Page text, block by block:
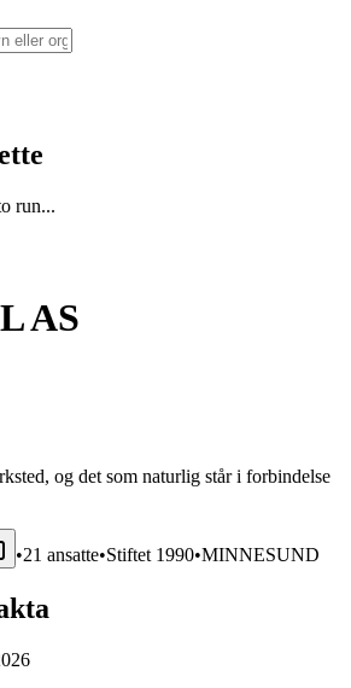
run...
AS
og det som naturlig står i forbindelse
•21 ansatte•Stiftet 1990•MINNESUND